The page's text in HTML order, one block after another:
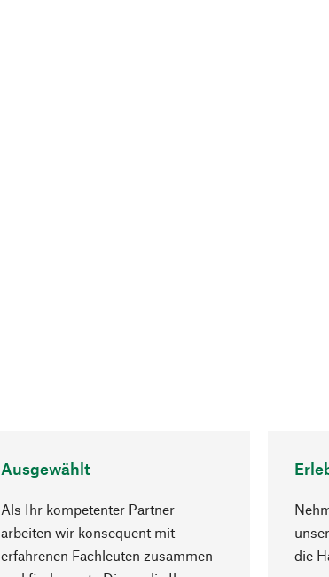
Ausgewählt
Als Ihr kompetenter Partner
arbeiten wir konsequent mit
erfahrenen Fachleuten zusammen
die